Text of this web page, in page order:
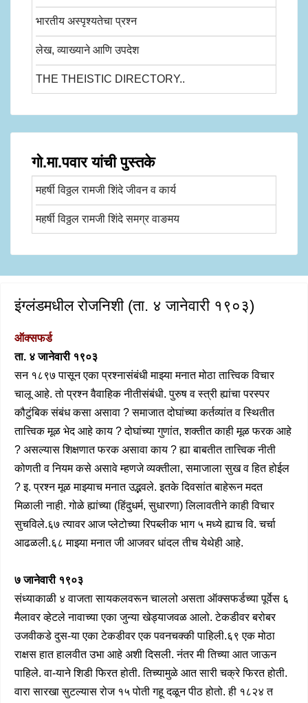
भारतीय अस्पृश्यतेचा प्रश्न
लेख, व्याख्याने आणि उपदेश
THE THEISTIC DIRECTORY..
गो.मा.पवार यांची पुस्तके
महर्षी विठ्ठल रामजी शिंदे जीवन व कार्य
महर्षी विठ्ठल रामजी शिंदे समग्र वाङमय
इंग्लंडमधील रोजनिशी (ता. ४ जानेवारी १९०३)
ऑक्सफर्ड
ता. ४ जानेवारी १९०३
सन १८९७ पासून एका प्रश्नासंबंधी माझ्या मनात मोठा तात्त्विक विचार
चालू आहे. तो प्रश्न वैवाहिक नीतीसंबंधी. पुरुष व स्त्री ह्यांचा परस्पर
कौटुंबिक संबंध कसा असावा ? समाजात दोघांच्या कर्तव्यांत व स्थितीत
तात्त्विक मूळ भेद आहे काय ? दोघांच्या गुणांत, शक्तीत काही मूळ फरक आहे
? असल्यास शिक्षणात फरक असावा काय ? ह्या बाबतीत तात्त्विक नीती
कोणती व नियम कसे असावे म्हणजे व्यक्तीला, समाजाला सुख व हित होईल
? इ. प्रश्न मूळ माझ्याच मनात उद्भवले. इतके दिवसांत बाहेरून मदत
मिळाली नाही. गोळे ह्यांच्या (हिंदुधर्म, सुधारणा) लिलावतीने काही विचार
सुचविले.६७ त्यावर आज प्लेटोच्या रिपब्लीक भाग ५ मध्ये ह्याच वि. चर्चा
आढळली.६८ माझ्या मनात जी आजवर धांदल तीच येथेही आहे.
७ जानेवारी १९०३
संध्याकाळी ४ वाजता सायकलवरून चाललो असता ऑक्सफर्डच्या पूर्वेस ६
मैलावर व्हेटले नावाच्या एका जुन्या खेड्याजवळ आलो. टेकडीवर बरोबर
उजवीकडे दुस-या एका टेकडीवर एक पवनचक्की पाहिली.६९ एक मोठा
राक्षस हात हालवीत उभा आहे अशी दिसली. नंतर मी तिच्या आत जाऊन
पाहिले. वा-याने शिडी फिरत होती. तिच्यामुळे आत सारी चक्रे फिरत होती.
वारा सारखा सुटल्यास रोज १५ पोती गहू दळून पीठ होतो. ही १८२४ त